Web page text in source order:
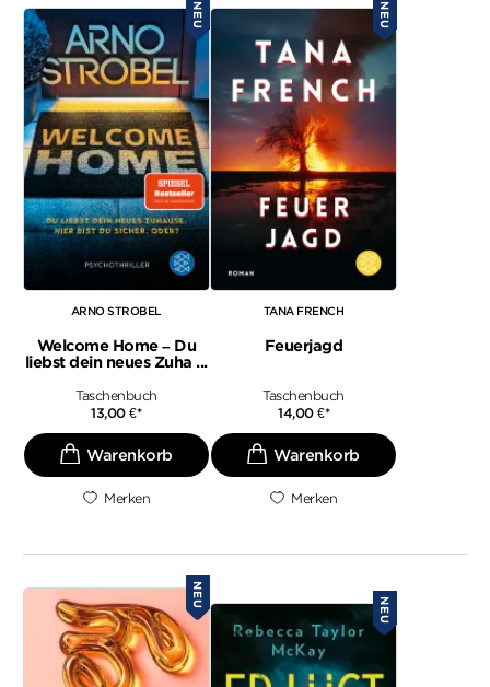
NEU
ARNO STROBEL
Welcome Home – Du
liebst dein neues Zuha ...
Taschenbuch
13,00€*
Merken
NEU
TANA FRENCH
Feuerjagd
Taschenbuch
14,00€*
Merken
NEU
NEU